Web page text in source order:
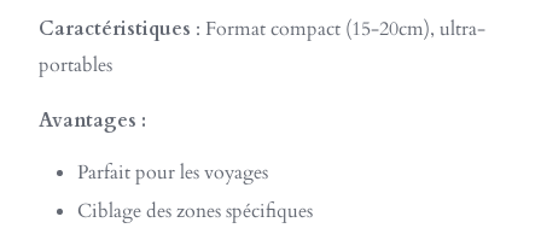
Caractéristiques : Format compact (15-20cm), ultra-
portables
Avantages :
Parfait pour les voyages
Ciblage des zones spécifiques